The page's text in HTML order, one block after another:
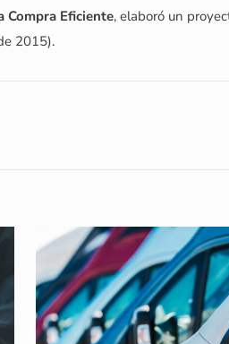
Compra Eficiente, elaboró un
2015).